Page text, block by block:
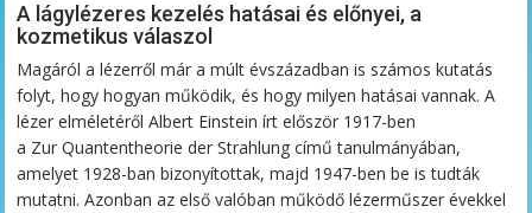
A lágylézeres kezelés hatásai és előnyei, a
kozmetikus válaszol
Magáról a lézerről már a múlt évszázadban is számos kutatás
folyt, hogy hogyan működik, és hogy milyen hatásai vannak. A
lézer elméletéről Albert Einstein írt először 1917-ben
a Zur Quantentheorie der Strahlung című tanulmányában,
amelyet 1928-ban bizonyítottak, majd 1947-ben be is tudták
mutatni. Azonban az első valóban működő lézerműszer évekkel